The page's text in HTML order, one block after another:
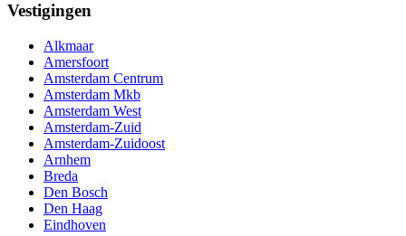
Vestigingen
Alkmaar
Amersfoort
Amsterdam Centrum
Amsterdam Mkb
Amsterdam West
Amsterdam-Zuid
Amsterdam-Zuidoost
Arnhem
Breda
Den Bosch
Den Haag
Eindhoven